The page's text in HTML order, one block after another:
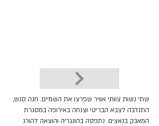
שתי נשות צוותי אוויר שפרצו את השמיים. חנה סנש,
התנדבה לצבא הבריטי וצנחה באירופה במסגרת
המאבק בנאצים. נתפסה בהונגריה והוצאה להורג